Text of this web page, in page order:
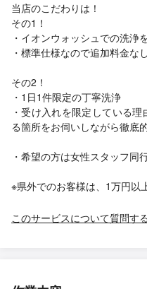
当店のこだわりは！
その1！
・イオンウォッシュでの洗浄
・標準仕様なので追加料金な
その2！
・1日1件限定の丁寧洗浄
・受け入れを限定している
る箇所をお伺いしながら徹底
・希望の方は女性スタッフ同
※県外でのお客様は、1万円以
このサービスについて質問する